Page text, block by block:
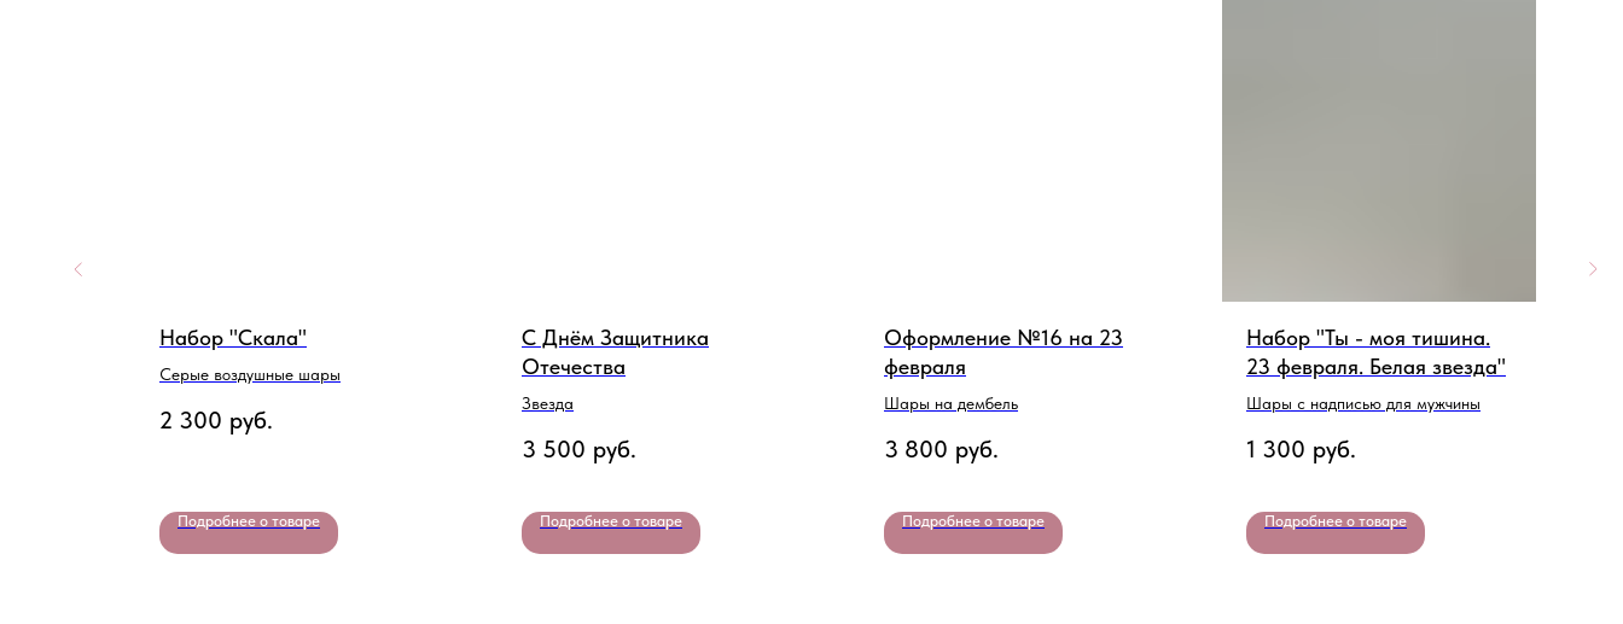
Набор "Скала"
Серые воздушные шары
2 300 руб.
Подробнее о товаре
С Днём Защитника
Отечества
Звезда
3 500 руб.
Подробнее о товаре
Оформление №16 на 23
февраля
Шары на дембель
3 800 руб.
Подробнее о товаре
Набор "Ты - моя тишина.
23 февраля. Белая звезда"
Шары с надписью для мужчины
1 300 руб.
Подробнее о товаре